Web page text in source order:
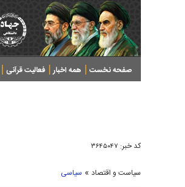
صفحه نخست همه اخبار فعالیت قرآنی
کد خبر: ۳۶۴۵۰۴۷
سیاست و اقتصاد » سیاسی